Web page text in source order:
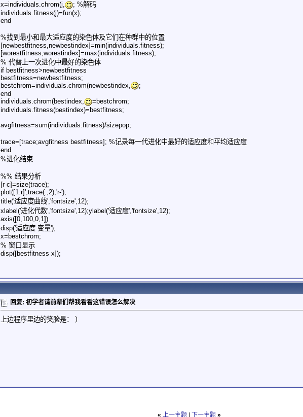
x=individuals.chrom(j,
; %解码
individuals.fitness(j)=fun(x);
end
%找到最小和最大适应度的染色体及它们在种群中的位置
[newbestfitness,newbestindex]=min(individuals.fitness);
[worestfitness,worestindex]=max(individuals.fitness);
% 代替上一次进化中最好的染色体
if bestfitness>newbestfitness
bestfitness=newbestfitness;
bestchrom=individuals.chrom(newbestindex,
;
end
individuals.chrom(bestindex,
=bestchrom;
individuals.fitness(bestindex)=bestfitness;
avgfitness=sum(individuals.fitness)/sizepop;
trace=[trace;avgfitness bestfitness]; %记录每一代进化中最好的适应度和平均适应度
end
%进化结束
%% 结果分析
[r c]=size(trace);
plot([1:r]',trace(:,2),'r-');
title('适应度曲线','fontsize',12);
xlabel('进化代数','fontsize',12);ylabel('适应度','fontsize',12);
axis([0,100,0,1])
disp('适应度 变量');
x=bestchrom;
% 窗口显示
disp([bestfitness x]);
回复: 初学者请前辈们帮我看看这错误怎么解决
上边程序里边的笑脸是： ）
« 上一主题 下一主题 »